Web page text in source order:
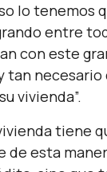
lo tenemos
entre
con este
tan necesario
vivienda”.
tiene
de esta